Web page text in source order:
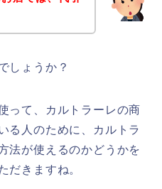
しょうか？
って、カルトラーレの商
る人のために、カルトラ
法が使えるのかどうかを
だきますね。